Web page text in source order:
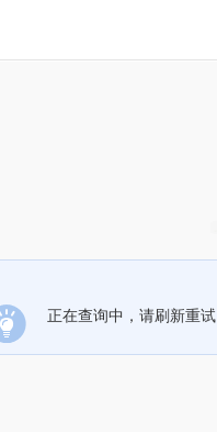
正在查询中，请刷新重试